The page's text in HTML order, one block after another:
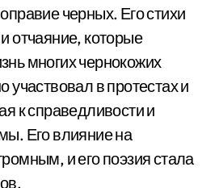
черных. Его стихи
отчаяние, которые
многих чернокожих
в протестах и
к справедливости и
Его влияние на
и его поэзия стала